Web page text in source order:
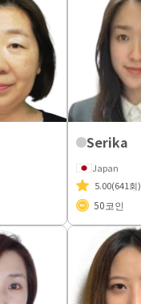
Serika
Japan
5.00(641회)
50코인